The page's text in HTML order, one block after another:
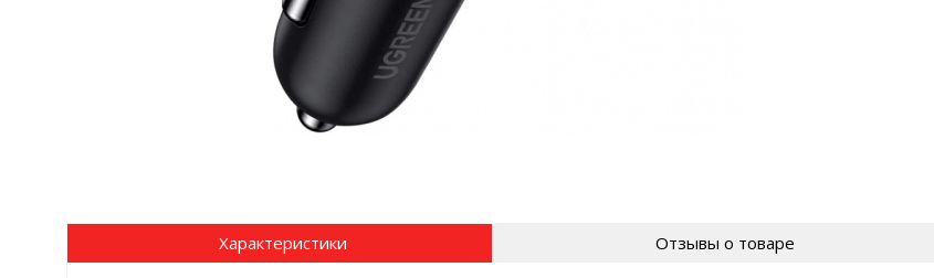
Характеристики Отзывы о товаре